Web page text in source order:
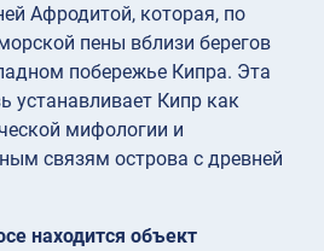
Афродитой, которая, по
пены вблизи берегов
побережье Кипра. Эта
устанавливает Кипр как
мифологии и
связям острова с древней
находится объект